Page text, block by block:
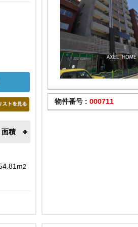
面積
2
物件番号 : 000711